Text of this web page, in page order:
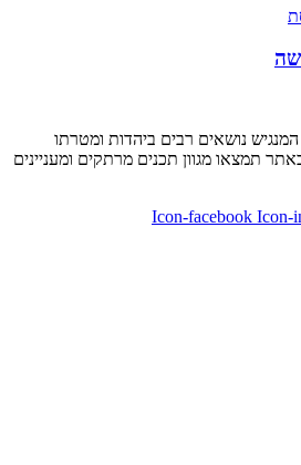
נושאים רבים ביהדות ומטרתו
תמצאו מגוון תכנים מרתקים ומעניינים
Icon-facebook Icon-